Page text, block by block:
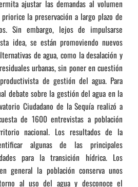
ajustar las demandas al volumen
la preservación a largo plazo de
Sin embargo, lejos de impulsarse
idea, se están promoviendo nuevos
de agua, como la desalación y
urbanas, sin poner en cuestión
de gestión del agua. Para
debate sobre la gestión del agua en la
Ciudadano de la Sequía realizó a
de 1600 entrevistas a población
nacional. Los resultados de la
algunas de las principales
para la transición hídrica. Los
general la población conserva unos
al uso del agua y desconoce el